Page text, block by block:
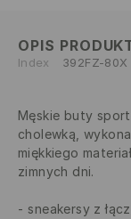
OPIS
Index 392FZ-80X
Męskie buty
cholewką,
miękkiego
zimnych dni.
sneakersy z